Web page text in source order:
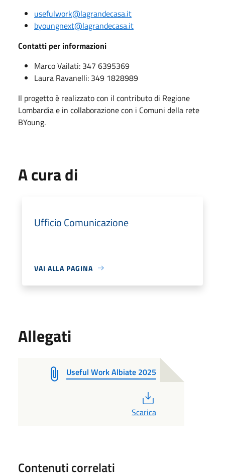
usefulwork@lagrandecasa.it
byoungnext@lagrandecasa.it
Contatti per informazioni
Marco Vailati: 347 6395369
Laura Ravanelli: 349 1828989
Il progetto è realizzato con il contributo di Regione
Lombardia e in collaborazione con i Comuni della rete
BYoung.
A cura di
Ufficio Comunicazione
VAI ALLA PAGINA
Allegati
Useful Work Albiate 2025
Scarica
Contenuti correlati